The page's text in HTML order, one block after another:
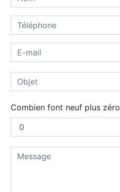
Combien font neuf plus zéro